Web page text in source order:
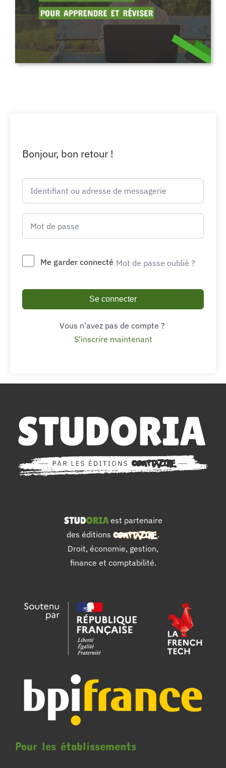
Bonjour, bon retour !
Me garder connecté Mot de passe oublié ?
Se connecter
Vous n’avez pas de compte ?
S’inscrire maintenant
est partenaire
des éditions
.
Droit, économie, gestion,
finance et comptabilité.
Pour les établissements